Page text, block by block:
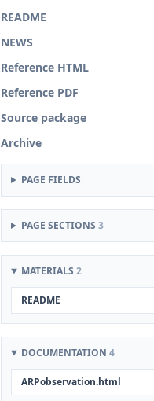
README
NEWS
Reference HTML
Reference PDF
Source package
Archive
PAGE FIELDS
PAGE SECTIONS 3
MATERIALS 2
README
DOCUMENTATION 4
ARPobservation.html